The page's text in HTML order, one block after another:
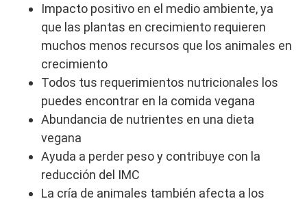
Impacto positivo en el medio ambiente, ya
que las plantas en crecimiento requieren
muchos menos recursos que los animales en
crecimiento
Todos tus requerimientos nutricionales los
puedes encontrar en la comida vegana
Abundancia de nutrientes en una dieta
vegana
Ayuda a perder peso y contribuye con la
reducción del IMC
La cría de animales también afecta a los